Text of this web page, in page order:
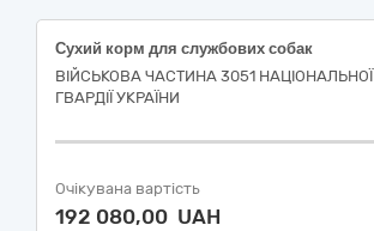
Сухий корм для службових собак
ВІЙСЬКОВА ЧАСТИНА 3051 НАЦІОНАЛЬНОЇ
ГВАРДІЇ УКРАЇНИ
Очікувана вартість
192 080,00 UAH